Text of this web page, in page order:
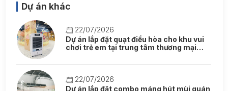
Dự án khác
22/07/2026
Dự án lắp đặt quạt điều hòa cho khu vui
chơi trẻ em tại trung tâm thương mại
22/07/2026
Dự án lắp đặt combo máng hút mùi quán